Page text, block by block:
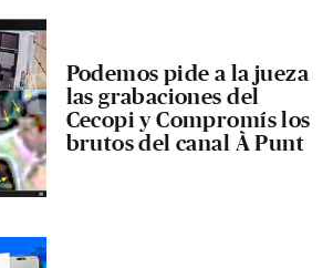
Podemos pide a la jueza
las grabaciones del
Cecopi y Compromís los
brutos del canal À Punt